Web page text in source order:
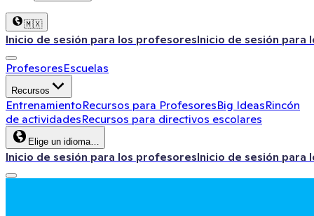
🇲🇽
Inicio de sesión para los profesoresInicio de sesión para
ProfesoresEscuelas
Recursos
EntrenamientoRecursos para ProfesoresBig IdeasRincón
de actividadesRecursos para directivos escolares
Elige un idioma…
Inicio de sesión para los profesoresInicio de sesión para